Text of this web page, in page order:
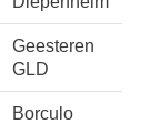
Geesteren
GLD
Borculo